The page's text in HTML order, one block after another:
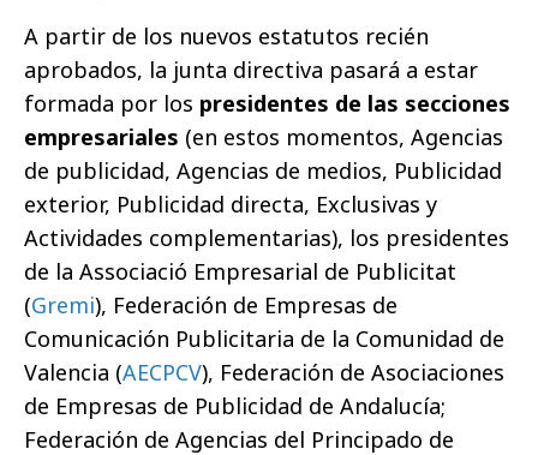
A partir de los nuevos estatutos recién
aprobados, la junta directiva pasará a estar
formada por los presidentes de las secciones
empresariales (en estos momentos, Agencias
de publicidad, Agencias de medios, Publicidad
exterior, Publicidad directa, Exclusivas y
Actividades complementarias), los presidentes
de la Associació Empresarial de Publicitat
(Gremi), Federación de Empresas de
Comunicación Publicitaria de la Comunidad de
Valencia (AECPCV), Federación de Asociaciones
de Empresas de Publicidad de Andalucía;
Federación de Agencias del Principado de